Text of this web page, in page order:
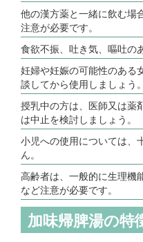
他の漢方薬と一緒に飲む場
注意が必要です。
食欲不振、吐き気、嘔吐の
妊婦や妊娠の可能性のある
談してから使用しましょう。
授乳中の方は、医師又は薬
は中止を検討しましょう。
小児への使用については、
ん。
高齢者は、一般的に生理機
など注意が必要です。
加味帰脾湯の特